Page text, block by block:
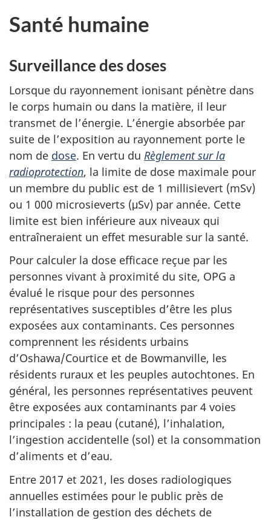
Santé humaine
Surveillance des doses
Lorsque du rayonnement ionisant pénètre dans
le corps humain ou dans la matière, il leur
transmet de l’énergie. L’énergie absorbée par
suite de l’exposition au rayonnement porte le
nom de dose. En vertu du Règlement sur la
radioprotection, la limite de dose maximale pour
un membre du public est de 1 millisievert (mSv)
ou 1 000 microsieverts (μSv) par année. Cette
limite est bien inférieure aux niveaux qui
entraîneraient un effet mesurable sur la santé.
Pour calculer la dose efficace reçue par les
personnes vivant à proximité du site, OPG a
évalué le risque pour des personnes
représentatives susceptibles d’être les plus
exposées aux contaminants. Ces personnes
comprennent les résidents urbains
d’Oshawa/Courtice et de Bowmanville, les
résidents ruraux et les peuples autochtones. En
général, les personnes représentatives peuvent
être exposées aux contaminants par 4 voies
principales : la peau (cutané), l’inhalation,
l’ingestion accidentelle (sol) et la consommation
d’aliments et d’eau.
Entre 2017 et 2021, les doses radiologiques
annuelles estimées pour le public près de
l’installation de gestion des déchets de